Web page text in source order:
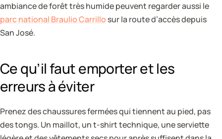
ambiance de forêt très humide peuvent regarder aussi le
parc national Braulio Carrillo sur la route d’accès depuis
San José.
Ce qu’il faut emporter et les
erreurs à éviter
Prenez des chaussures fermées qui tiennent au pied, pas
des tongs. Un maillot, un t-shirt technique, une serviette